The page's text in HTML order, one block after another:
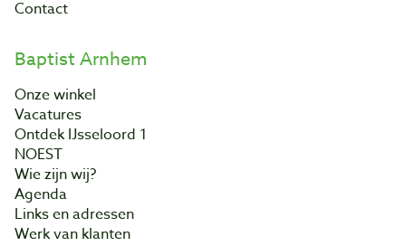
Contact
Baptist Arnhem
Onze winkel
Vacatures
Ontdek IJsseloord 1
NOEST
Wie zijn wij?
Agenda
Links en adressen
Werk van klanten